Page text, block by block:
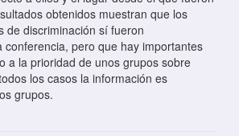
obtenidos muestran que los
de discriminación sí fueron
conferencia, pero que hay importantes
a la prioridad de unos grupos sobre
los casos la información es
grupos.